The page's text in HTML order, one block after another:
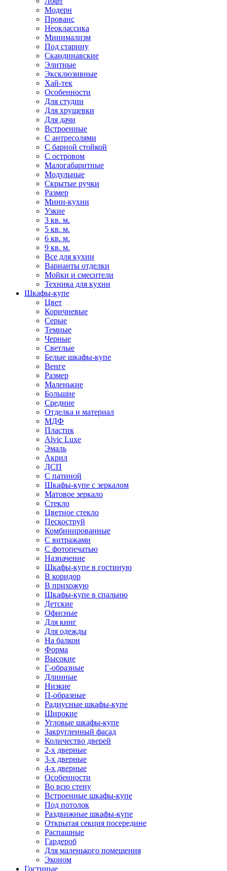
Модерн
Прованс
Неоклассика
Минимализм
Под старину
Скандинавские
Элитные
Эксклюзивные
Хай-тек
Особенности
Для студии
Для хрущевки
Для дачи
Встроенные
С антресолями
С барной стойкой
С островом
Малогабаритные
Модульные
Скрытые ручки
Размер
Мини-кухни
Узкие
3 кв. м.
5 кв. м.
6 кв. м.
9 кв. м.
Все для кухни
Варианты отделки
Мойки и смесители
Техника для кухни
Шкафы-купе
Цвет
Коричневые
Серые
Темные
Черные
Светлые
Белые шкафы-купе
Венге
Размер
Маленькие
Большие
Средние
Отделка и материал
МДФ
Пластик
Alvic Luxe
Эмаль
Акрил
ДСП
С патиной
Шкафы-купе с зеркалом
Матовое зеркало
Стекло
Цветное стекло
Пескоструй
Комбинированные
С витражами
С фотопечатью
Назначение
Шкафы-купе в гостиную
В коридор
В прихожую
Шкафы-купе в спальню
Детские
Офисные
Для книг
Для одежды
На балкон
Форма
Высокие
Г-образные
Длинные
Низкие
П-образные
Радиусные шкафы-купе
Широкие
Угловые шкафы-купе
Закругленный фасад
Количество дверей
2-х дверные
3-х дверные
4-х дверные
Особенности
Во всю стену
Встроенные шкафы-купе
Под потолок
Раздвижные шкафы-купе
Открытая секция посередине
Распашные
Гардероб
Для маленького помещения
Эконом
Гостиные